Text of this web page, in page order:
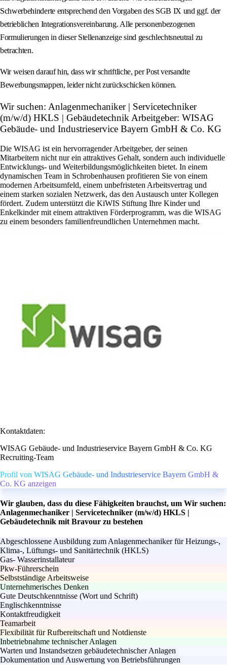
Schwerbehinderte entsprechend den Vorgaben des SGB IX und ggf. der
betrieblichen Integrationsvereinbarung. Alle personenbezogenen
Formulierungen in dieser Stellenanzeige sind geschlechtsneutral zu
betrachten.
Wir weisen darauf hin, dass wir schriftliche, per Post versandte
Bewerbungsmappen, leider nicht zurückschicken können.
Wir suchen: Anlagenmechaniker | Servicetechniker
(m/w/d) HKLS | Gebäudetechnik Arbeitgeber: WISAG
Gebäude- und Industrieservice Bayern GmbH & Co. KG
Die WISAG ist ein hervorragender Arbeitgeber, der seinen
Mitarbeitern nicht nur ein attraktives Gehalt, sondern auch individuelle
Entwicklungs- und Weiterbildungsmöglichkeiten bietet. In einem
dynamischen Team in Schrobenhausen profitieren Sie von einem
modernen Arbeitsumfeld, einem unbefristeten Arbeitsvertrag und
einem starken sozialen Netzwerk, das den Austausch unter Kollegen
fördert. Zudem unterstützt die KiWIS Stiftung Ihre Kinder und
Enkelkinder mit einem attraktiven Förderprogramm, was die WISAG
zu einem besonders familienfreundlichen Unternehmen macht.
Kontaktdaten:
WISAG Gebäude- und Industrieservice Bayern GmbH & Co. KG
Recruiting-Team
Profil von WISAG Gebäude- und Industrieservice Bayern GmbH &
Co. KG anzeigen
Wir glauben, dass du diese Fähigkeiten brauchst, um Wir suchen:
Anlagenmechaniker | Servicetechniker (m/w/d) HKLS |
Gebäudetechnik mit Bravour zu bestehen
Abgeschlossene Ausbildung zum Anlagenmechaniker für Heizungs-,
Klima-, Lüftungs- und Sanitärtechnik (HKLS)
Gas- Wasserinstallateur
Pkw-Führerschein
Selbstständige Arbeitsweise
Unternehmerisches Denken
Gute Deutschkenntnisse (Wort und Schrift)
Englischkenntnisse
Kontaktfreudigkeit
Teamarbeit
Flexibilität für Rufbereitschaft und Notdienste
Inbetriebnahme technischer Anlagen
Warten und Instandsetzen gebäudetechnischer Anlagen
Dokumentation und Auswertung von Betriebsführungen